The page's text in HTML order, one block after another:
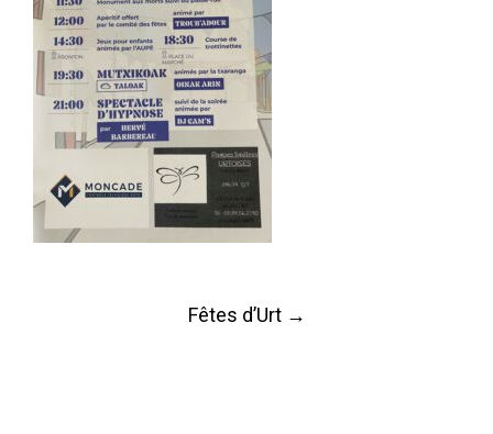
Fêtes d’Urt →